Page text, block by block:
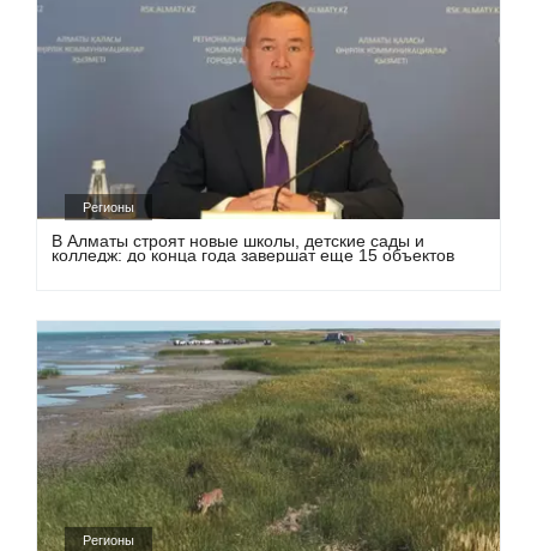
Регионы
В Алматы строят новые школы, детские сады и
колледж: до конца года завершат еще 15 объектов
Регионы